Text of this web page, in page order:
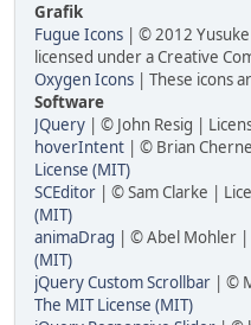
Grafik
Fugue Icons | © 2012
licensed under a Creative
Oxygen Icons | These icons
Software
JQuery | © John Resig |
hoverIntent | © Brian
License (MIT)
SCEditor | © Sam Clarke |
(MIT)
animaDrag | © Abel Mohler |
(MIT)
jQuery Custom Scrollbar | ©
The MIT License (MIT)